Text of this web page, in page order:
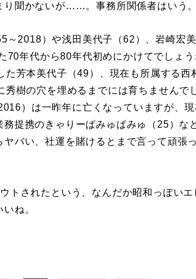
り聞かないが……。事務所関係者はいう。
～2018）や浅田美代子（62）、岩崎宏美
70年代から80年代初めにかけてでしょ
芳本美代子（49）、現在も所属する西
秀樹の穴を埋めるまでには育ちませんで
）は一昨年に亡くなっていますが、現
提携のきゃりーぱみゅぱみゅ（25）な
バい、社運を賭けるとまで言って頑張
トされたという、なんだか昭和っぽいエ
ね。